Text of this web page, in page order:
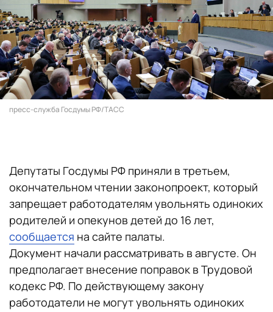
пресс-служба Госдумы РФ/ТАСС
Депутаты Госдумы РФ приняли в третьем,
окончательном чтении законопроект, который
запрещает работодателям увольнять одиноких
родителей и опекунов детей до 16 лет,
сообщается на сайте палаты.
Документ начали рассматривать в августе. Он
предполагает внесение поправок в Трудовой
кодекс РФ. По действующему закону
работодатели не могут увольнять одиноких